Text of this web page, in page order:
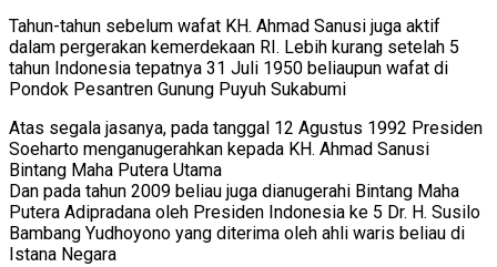
Tahun-tahun sebelum wafat KH. Ahmad Sanusi juga aktif
dalam pergerakan kemerdekaan RI. Lebih kurang setelah 5
tahun Indonesia tepatnya 31 Juli 1950 beliaupun wafat di
Pondok Pesantren Gunung Puyuh Sukabumi
Atas segala jasanya, pada tanggal 12 Agustus 1992 Presiden
Soeharto menganugerahkan kepada KH. Ahmad Sanusi
Bintang Maha Putera Utama
Dan pada tahun 2009 beliau juga dianugerahi Bintang Maha
Putera Adipradana oleh Presiden Indonesia ke 5 Dr. H. Susilo
Bambang Yudhoyono yang diterima oleh ahli waris beliau di
Istana Negara